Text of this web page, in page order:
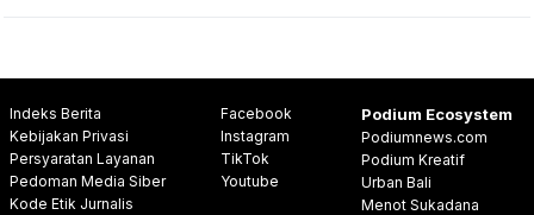
Indeks Berita
Kebijakan Privasi
Persyaratan Layanan
Pedoman Media Siber
Kode Etik Jurnalis
Facebook
Instagram
TikTok
Youtube
Podium Ecosystem
Podiumnews.com
Podium Kreatif
Urban Bali
Menot Sukadana